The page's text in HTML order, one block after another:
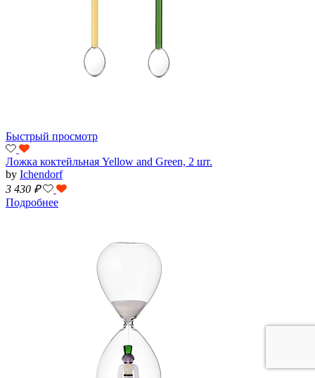
Быстрый просмотр
Ложка коктейльная Yellow and Green, 2 шт.
by Ichendorf
3 430 ₽
Подробнее